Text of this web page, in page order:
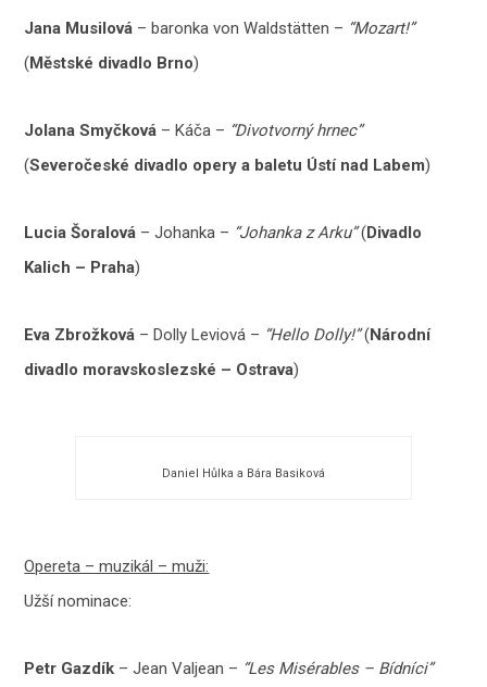
Jana Musilová – baronka von Waldstätten – “Mozart!”
(Městské divadlo Brno)
Jolana Smyčková – Káča – “Divotvorný hrnec”
(Severočeské divadlo opery a baletu Ústí nad Labem)
Lucia Šoralová – Johanka – “Johanka z Arku”(Divadlo
Kalich – Praha)
Eva Zbrožková – Dolly Leviová – “Hello Dolly!”(Národní
divadlo moravskoslezské – Ostrava)
Daniel Hůlka a Bára Basiková
Opereta – muzikál – muži:
Užší nominace:
Petr Gazdík – Jean Valjean – “Les Misérables – Bídníci”